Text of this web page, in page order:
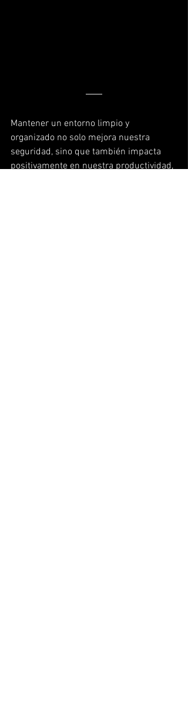
Mantener un entorno limpio y
organizado no solo mejora nuestra
seguridad, sino que también impacta
positivamente en nuestra productividad,